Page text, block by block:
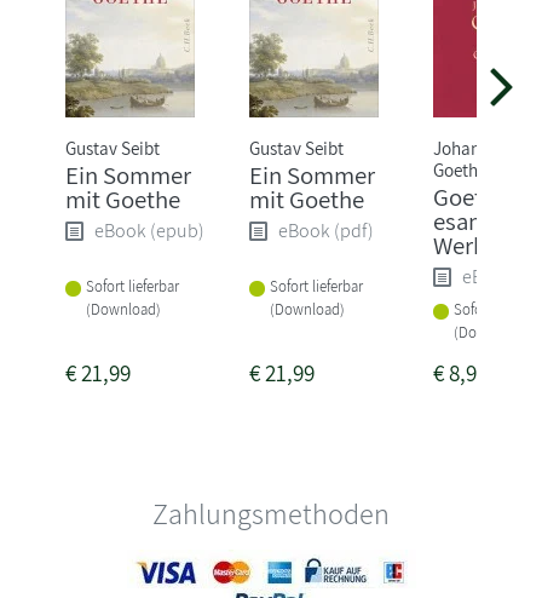
Gustav Seibt
Ein Sommer
mit Goethe
eBook (epub)
Sofort lieferbar
(Download)
€21,99
Gustav Seibt
Ein Sommer
mit Goethe
eBook (pdf)
Sofort lieferbar
(Download)
€21,99
Johann
Goethe
Werke
eBook
Sofort
(Download)
€8,99
Zahlungsmethoden